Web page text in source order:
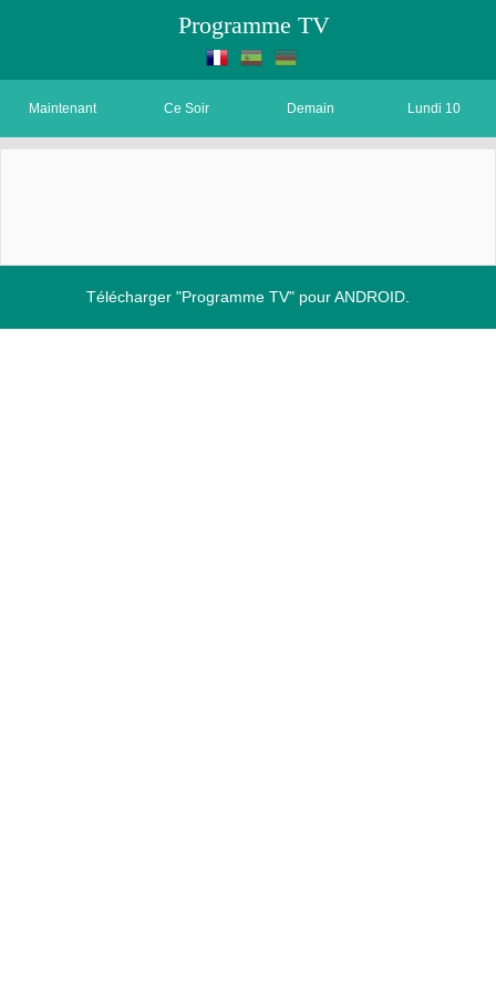
Programme TV
Maintenant Ce Soir Demain Lundi 10
Télécharger "Programme TV" pour ANDROID.